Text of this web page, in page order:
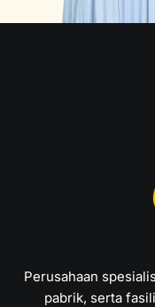
Perusahaan
pabrik, serta